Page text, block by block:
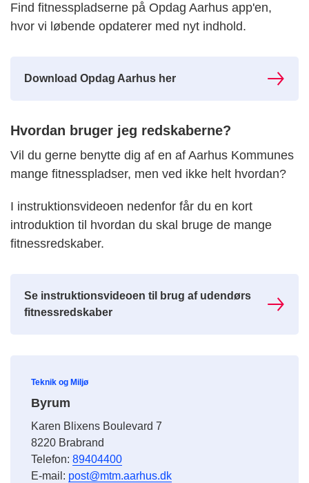
Find fitnesspladserne på Opdag Aarhus app'en,
hvor vi løbende opdaterer med nyt indhold.
Download Opdag Aarhus her
Hvordan bruger jeg redskaberne?
Vil du gerne benytte dig af en af Aarhus Kommunes
mange fitnesspladser, men ved ikke helt hvordan?
I instruktionsvideoen nedenfor får du en kort
introduktion til hvordan du skal bruge de mange
fitnessredskaber.
Se instruktionsvideoen til brug af udendørs
fitnessredskaber
Teknik og Miljø
Byrum
Karen Blixens Boulevard 7
8220 Brabrand
Telefon: 89404400
E-mail: post@mtm.aarhus.dk